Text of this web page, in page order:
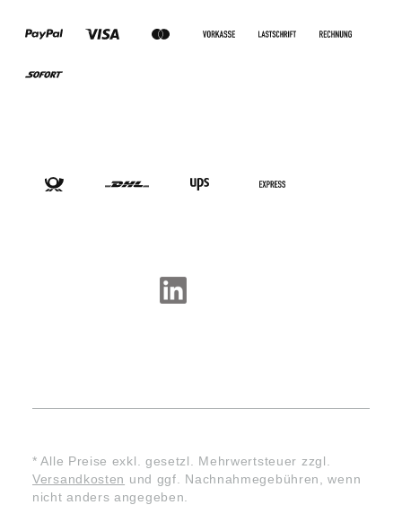
* Alle Preise exkl. gesetzl. Mehrwertsteuer zzgl.
Versandkosten und ggf. Nachnahmegebühren, wenn
nicht anders angegeben.